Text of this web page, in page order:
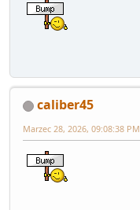
caliber45
Marzec 28, 2026, 09:08:38 PM